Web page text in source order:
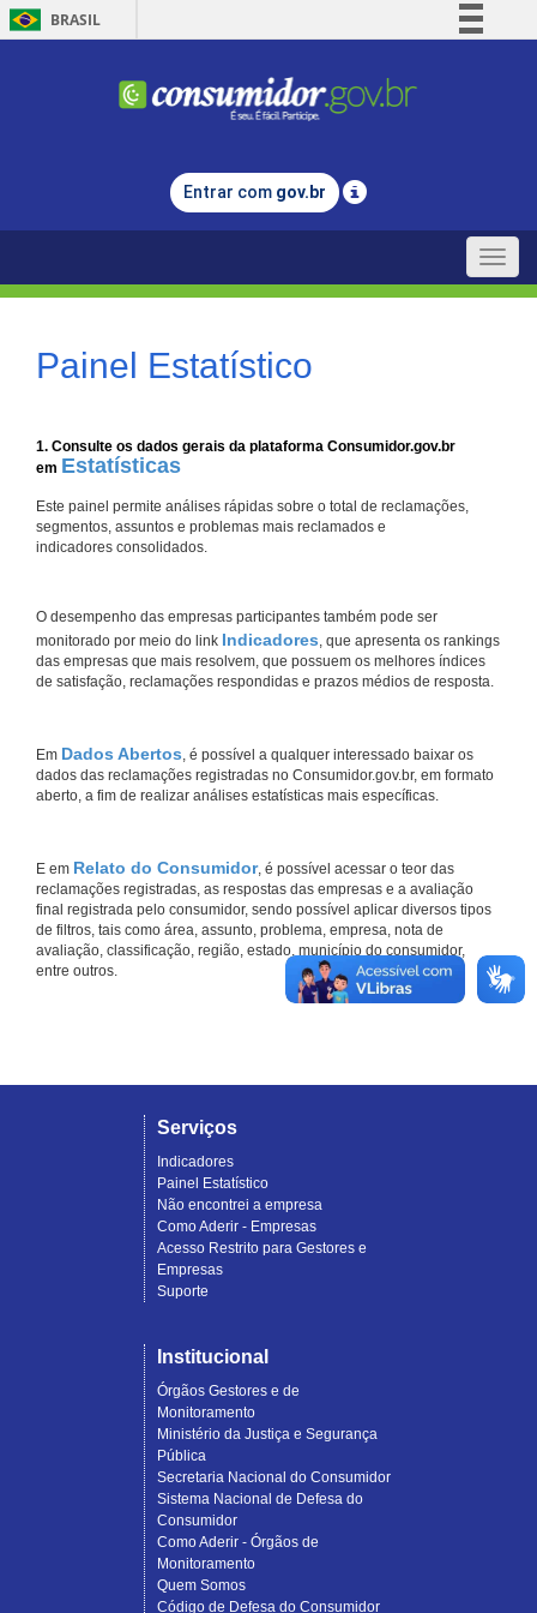
BRASIL
Comunica BR
Legislação
Entrar com gov.br
Toggle
Painel Estatístico
1. Consulte os dados gerais da plataforma Consumidor.gov.br
em Estatísticas
Este painel permite análises rápidas sobre o total de reclamações,
segmentos, assuntos e problemas mais reclamados e
indicadores consolidados.
O desempenho das empresas participantes também pode ser
monitorado por meio do link Indicadores, que apresenta os rankings
das empresas que mais resolvem, que possuem os melhores índices
de satisfação, reclamações respondidas e prazos médios de resposta.
Em Dados Abertos, é possível a qualquer interessado baixar os
dados das reclamações registradas no Consumidor.gov.br, em formato
aberto, a fim de realizar análises estatísticas mais específicas.
E em Relato do Consumidor, é possível acessar o teor das
reclamações registradas, as respostas das empresas e a avaliação
final registrada pelo consumidor, sendo possível aplicar diversos tipos
de filtros, tais como área, assunto, problema, empresa, nota de
avaliação, classificação, região, estado, município do consumidor,
entre outros.
Serviços
Indicadores
Painel Estatístico
Não encontrei a empresa
Como Aderir - Empresas
Acesso Restrito para Gestores e
Empresas
Suporte
Institucional
Órgãos Gestores e de
Monitoramento
Ministério da Justiça e Segurança
Pública
Secretaria Nacional do Consumidor
Sistema Nacional de Defesa do
Consumidor
Como Aderir - Órgãos de
Monitoramento
Quem Somos
Código de Defesa do Consumidor